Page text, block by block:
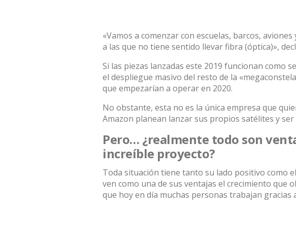
«Vamos a comenzar con escuelas, barcos,
a las que no tiene sentido llevar fibra (óptica)»,
Si las piezas lanzadas este 2019 funcionan como
el despliegue masivo del resto de la
que empezarían a operar en 2020.
No obstante, esta no es la única empresa que
Amazon planean lanzar sus propios satélites y
Pero… ¿realmente todo son
increíble proyecto?
Toda situación tiene tanto su lado positivo como
ven como una de sus ventajas el crecimiento que
que hoy en día muchas personas trabajan gracias